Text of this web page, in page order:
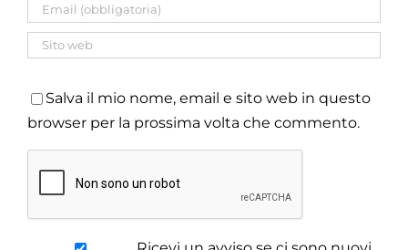
Salva il mio nome, email e sito web in questo
browser per la prossima volta che commento.